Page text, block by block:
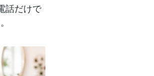
話だけで